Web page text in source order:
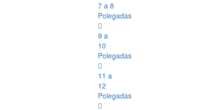
7 a 8
Polegadas
9 a
10
Polegadas
11 a
12
Polegadas